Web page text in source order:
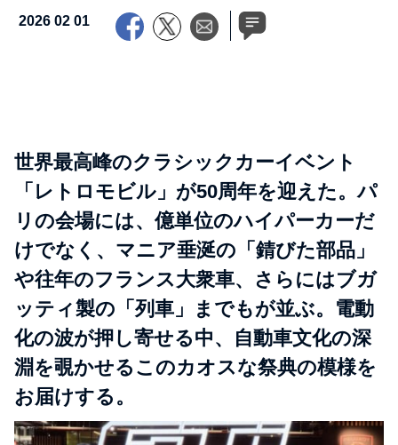
2026 02 01
世界最高峰のクラシックカーイベント
「レトロモビル」が50周年を迎えた。パ
リの会場には、億単位のハイパーカーだ
けでなく、マニア垂涎の「錆びた部品」
や往年のフランス大衆車、さらにはブガ
ッティ製の「列車」までもが並ぶ。電動
化の波が押し寄せる中、自動車文化の深
淵を覗かせるこのカオスな祭典の模様を
お届けする。